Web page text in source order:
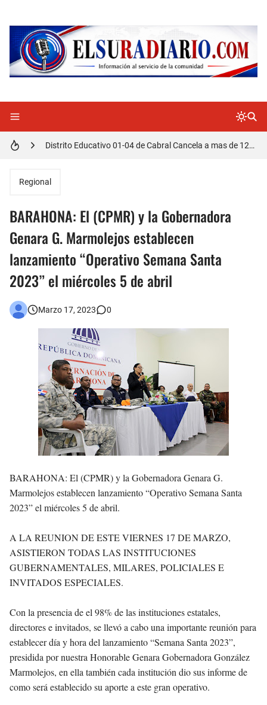
Detienen policía con presunta cocaína en Barahona
Cabraleños despiden entre llantos y reclamo de justicia restos mortales de Yasmel
Distrito Educativo 01-04 de Cabral Cancela a mas de 120 empleados; incluyendo una mujer Embarazada
Regional
BARAHONA: El (CPMR) y la Gobernadora
Genara G. Marmolejos establecen
lanzamiento “Operativo Semana Santa
2023” el miércoles 5 de abril
Marzo 17, 2023 0
BARAHONA: El (CPMR) y la Gobernadora Genara G.
Marmolejos establecen lanzamiento “Operativo Semana Santa
2023” el miércoles 5 de abril.
A LA REUNION DE ESTE VIERNES 17 DE MARZO,
ASISTIERON TODAS LAS INSTITUCIONES
GUBERNAMENTALES, MILARES, POLICIALES E
INVITADOS ESPECIALES.
Con la presencia de el 98% de las instituciones estatales,
directores e invitados, se llevó a cabo una importante reunión para
establecer día y hora del lanzamiento “Semana Santa 2023”,
presidida por nuestra Honorable Genara Gobernadora González
Marmolejos, en ella también cada institución dio sus informe de
como será establecido su aporte a este gran operativo.